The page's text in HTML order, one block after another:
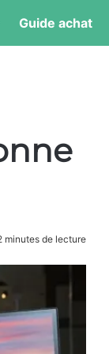
Guide achat
minutes de lecture